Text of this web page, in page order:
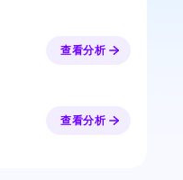
查看分析
查看分析